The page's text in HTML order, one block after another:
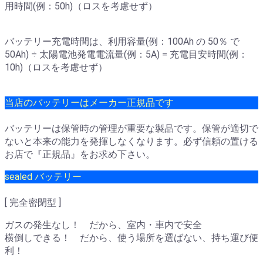
用時間(例：50h)（ロスを考慮せず）
バッテリー充電時間は、利用容量(例：100Ah の 50％ で
50Ah) ÷ 太陽電池発電電流量(例：5A) = 充電目安時間(例：
10h)（ロスを考慮せず）
当店のバッテリーはメーカー正規品です
バッテリーは保管時の管理が重要な製品です。保管が適切で
ないと本来の能力を発揮しなくなります。必ず信頼の置ける
お店で『正規品』をお求め下さい。
sealed バッテリー
[ 完全密閉型 ]
ガスの発生なし！ だから、室内・車内で安全
横倒しできる！ だから、使う場所を選ばない、持ち運び便
利！